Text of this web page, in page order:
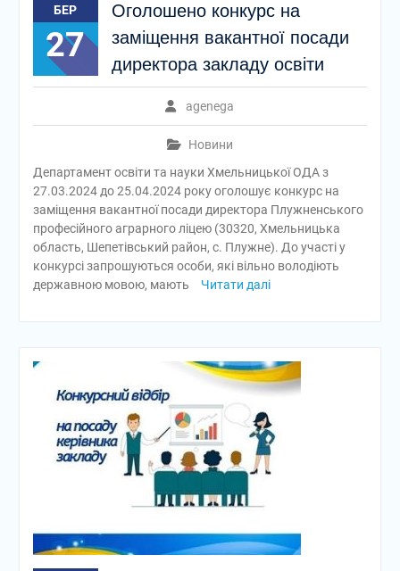
БЕР
27
Оголошено конкурс на
заміщення вакантної посади
директора закладу освіти
agenega
Новини
Департамент освіти та науки Хмельницької ОДА з
27.03.2024 до 25.04.2024 року оголошує конкурс на
заміщення вакантної посади директора Плужненського
професійного аграрного ліцею (30320, Хмельницька
область, Шепетівський район, с. Плужне). До участі у
конкурсі запрошуються особи, які вільно володіють
державною мовою, мають
Читати далі